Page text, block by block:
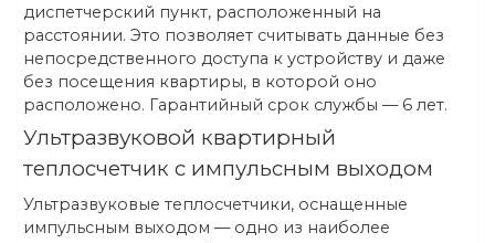
диспетчерский пункт, расположенный на
расстоянии. Это позволяет считывать данные без
непосредственного доступа к устройству и даже
без посещения квартиры, в которой оно
расположено. Гарантийный срок службы — 6 лет.
Ультразвуковой квартирный
теплосчетчик с импульсным выходом
Ультразвуковые теплосчетчики, оснащенные
импульсным выходом — одно из наиболее